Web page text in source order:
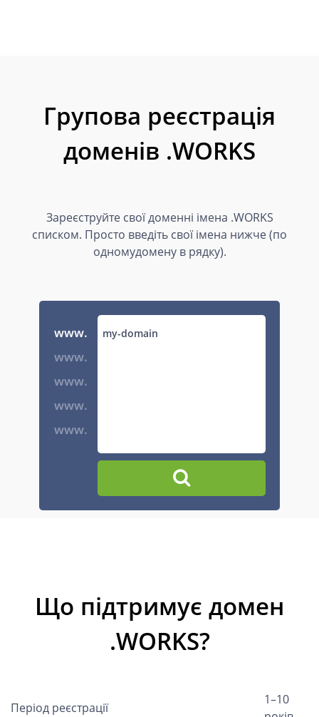
Групова реєстрація
доменів .WORKS
Зареєструйте свої доменні імена .WORKS
списком. Просто введіть свої імена нижче (по
одномудомену в рядку).
www.
www.
www.
www.
www.
Що підтримує домен
.WORKS?
Період реєстрації
1–10